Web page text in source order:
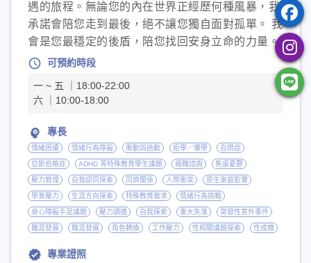
遇的旅程。無論您的內在世界正經歷何種風暴，我
承諾會陪您走到最後，絕不讓您獨自面對孤單。 我
會是您最穩定的後盾，陪您找回安身立命的力量。
schedule 可預約時段
一 ~ 五 ｜18:00-22:00
六 ｜10:00-18:00
psychology 專長
情緒困擾 情緒行為障礙 衝動與過動 拒學／懼學 自閉症
亞斯伯格症 ADHD 等特殊教育學生議題 親職諮詢 焦慮憂鬱
壓力管理 自我認同探索 同儕關係 人際衝突 原生家庭影響
學業壓力 生涯方向探索 特殊教育需求 情緒行為挑戰
身心障礙手足議題 壓力調適 自我探索 重大失落 突發性意外事件
職涯發展 職涯發展 角色轉換 工作壓力 性相關議題探索 性成癮
verified 專業證照